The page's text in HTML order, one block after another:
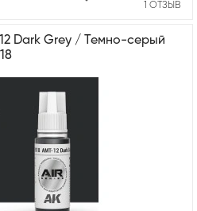
1 ОТЗЫВ
Dark Grey / Темно-серый